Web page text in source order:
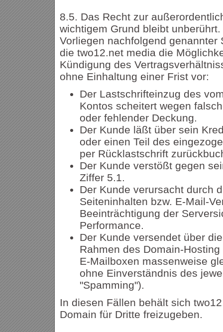
8.5. Das Recht zur
wichtigem Grund bleibt
Vorliegen nachfolgend genannter
die two12.net media die
Kündigung des
ohne Einhaltung einer Frist vor:
Der Lastschrifteinzug des
Kontos scheitert wegen
oder fehlender Deckung.
Der Kunde läßt über sein
oder einen Teil des
per Rücklastschrift
Der Kunde verstößt gegen
Ziffer 5.1.
Der Kunde verursacht durch
Seiteninhalten bzw. E-Mail-
Beeinträchtigung der
Performance.
Der Kunde versendet über
Rahmen des Domain-
E-Mailboxen massenweise
ohne Einverständnis des
"Spamming").
In diesen Fällen behält sich
Domain für Dritte freizugeben.